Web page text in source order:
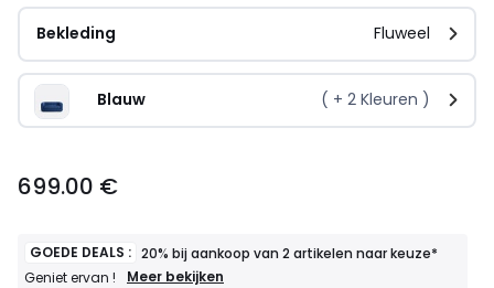
Bekleding Fluweel
Blauw ( + 2 Kleuren )
€.
699.00 €
GOEDE DEALS : 20% bij aankoop van 2 artikelen naar keuze*
Geniet ervan !
GOEDE
Meer bekijken